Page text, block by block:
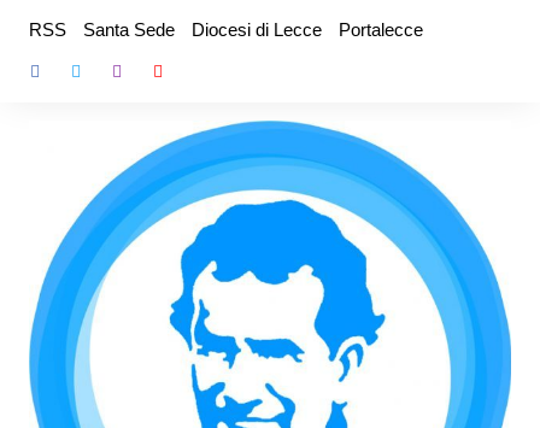
contenuto
RSS Santa Sede Diocesi di Lecce Portalecce